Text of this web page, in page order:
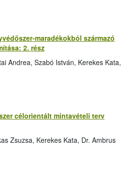
maradékokból származó
2. rész
Andrea, Szabó István, Kerekes Kata,
célorientált mintavételi terv
Zsuzsa, Kerekes Kata, Dr. Ambrus